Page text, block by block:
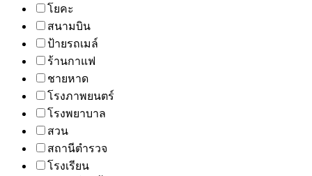
โยคะ
สนามบิน
ป้ายรถเมล์
ร้านกาแฟ
ชายหาด
โรงภาพยนตร์
โรงพยาบาล
สวน
สถานีตำรวจ
โรงเรียน